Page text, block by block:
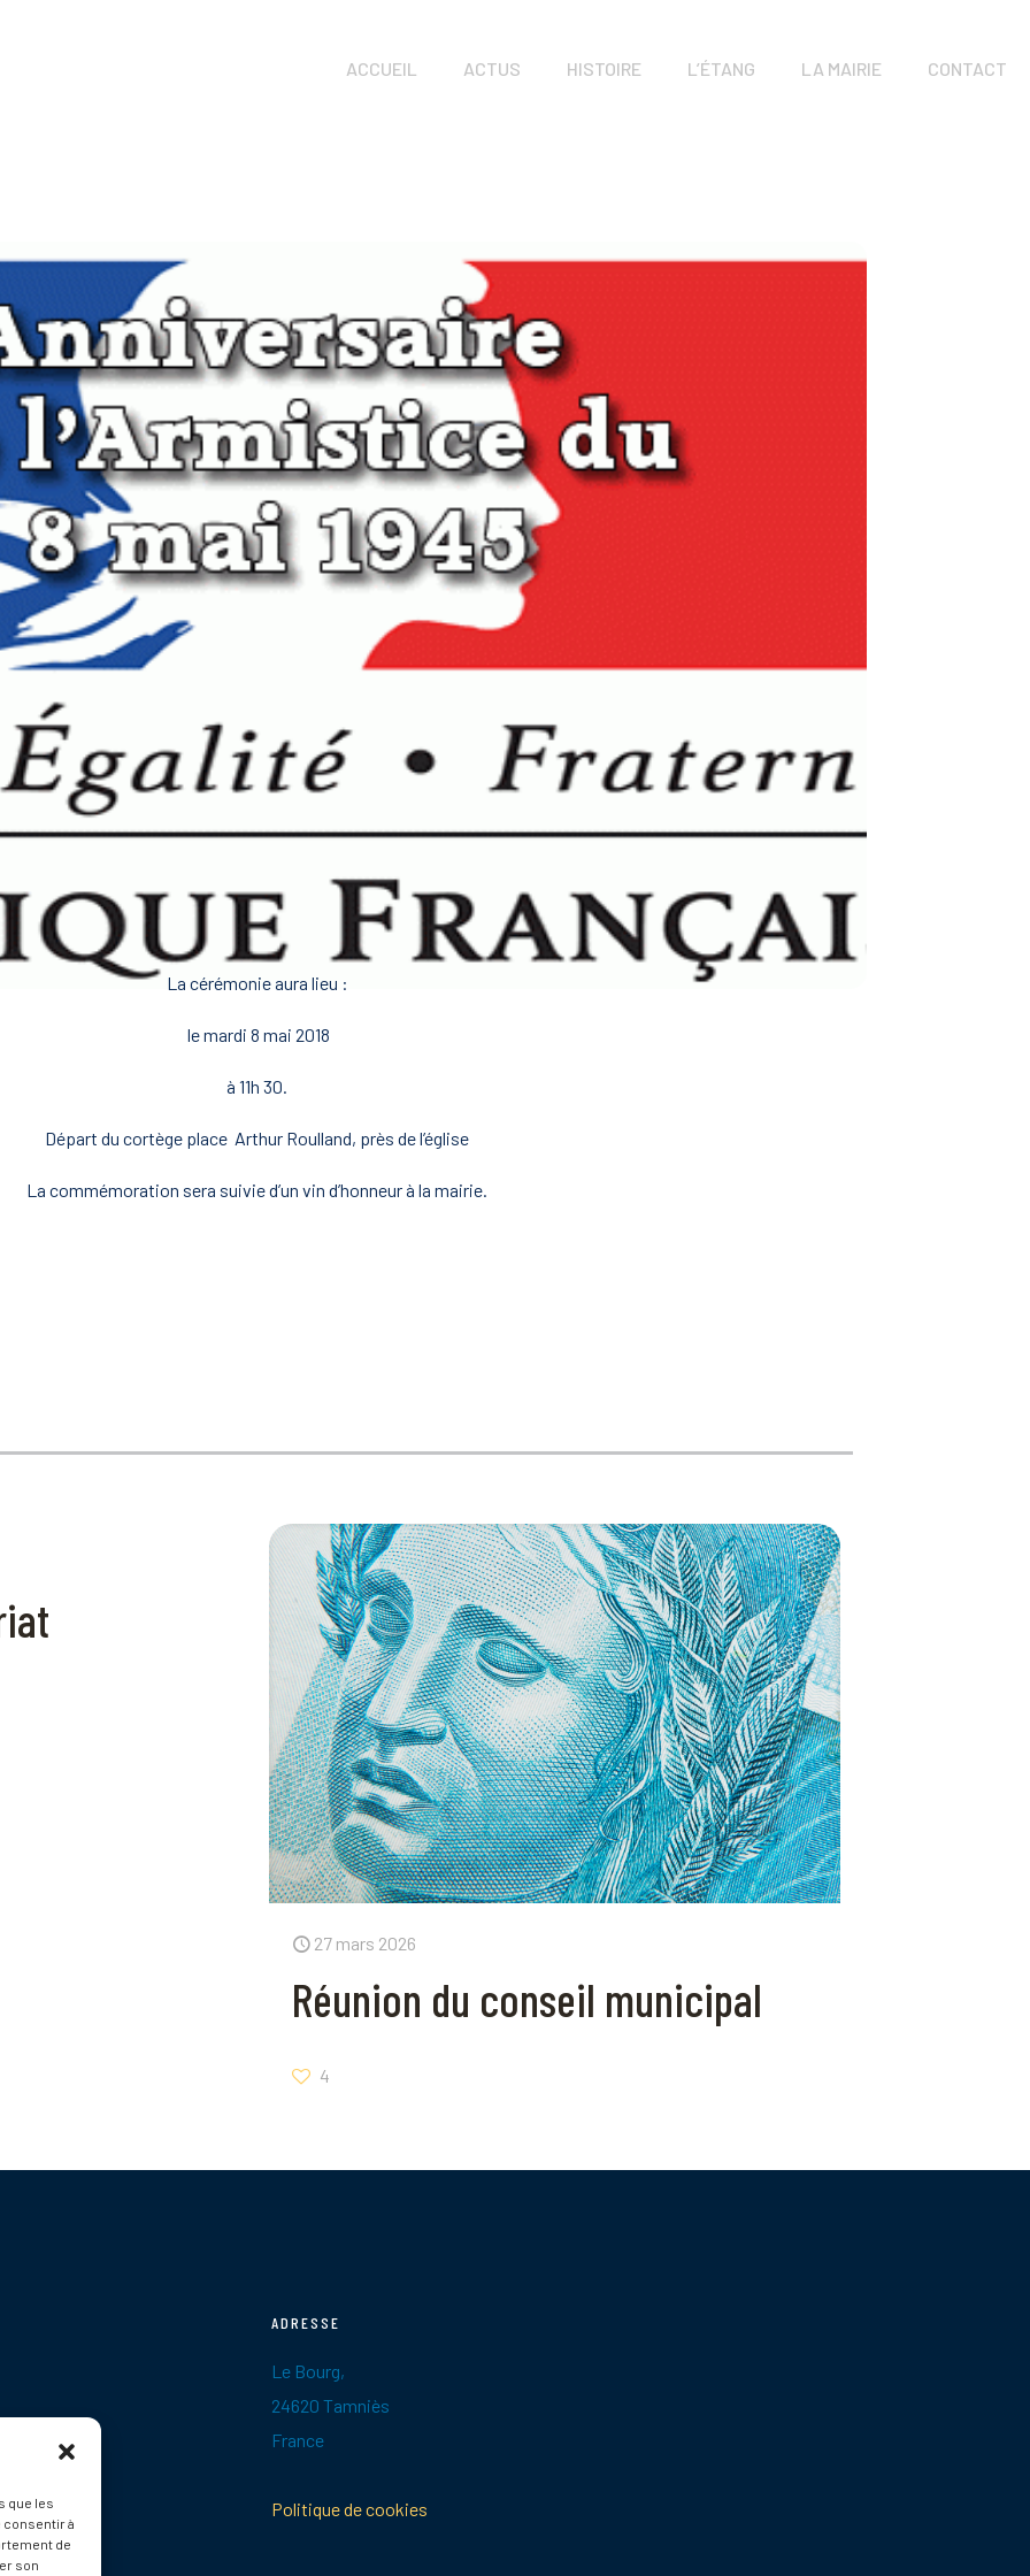
que les
consentir à
de
son
ACCUEIL ACTUS HISTOIRE L’ÉTANG LA MAIRIE CONTACT
La cérémonie aura lieu :
le mardi 8 mai 2018
à 11h 30.
Départ du cortège place Arthur Roulland, près de l’église
La commémoration sera suivie d’un vin d’honneur à la mairie.
27 mars 2026
Réunion du conseil municipal
4
ADRESSE
Le Bourg,
24620 Tamniès
France
Politique de cookies